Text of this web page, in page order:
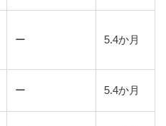
ー 5.4か月
ー 5.4か月